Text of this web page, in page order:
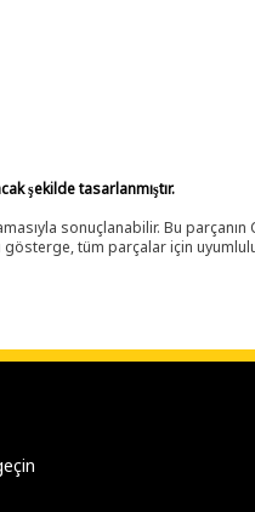
şekilde tasarlanmıştır.
sonuçlanabilir. Bu
gösterge, tüm parçalar için